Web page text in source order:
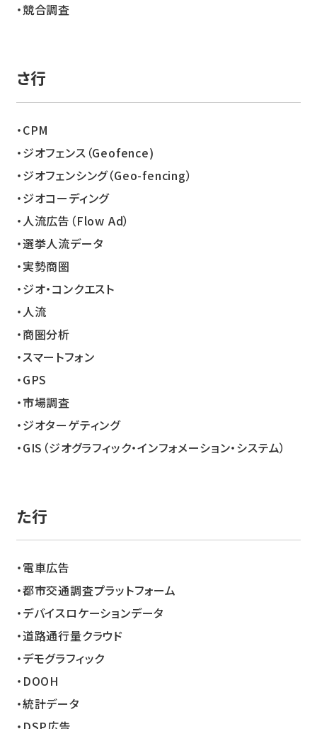
競合調査
さ
CPM
ジオフェンス（Geofence)
ジオフェンシング（Geo-fencing）
ジオコーディング
人流広告（Flow Ad）
選挙人流データ
実勢商圏
ジオ・コンクエスト
人流
商圏分析
スマートフォン
GPS
市場調査
ジオターゲティング
GIS（ジオグラフィック・インフォメーション・システム）
た
電車広告
都市交通調査プラットフォーム
デバイスロケーションデータ
道路通行量クラウド
デモグラフィック
DOOH
統計データ